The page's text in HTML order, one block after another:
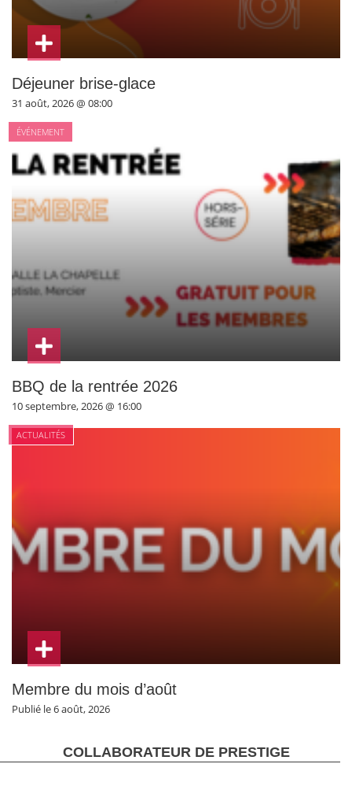
Déjeuner brise-glace
31 août, 2026 @ 08:00
ÉVÉNEMENT
BBQ de la rentrée 2026
10 septembre, 2026 @ 16:00
ACTUALITÉS
Membre du mois d’août
Publié le 6 août, 2026
COLLABORATEUR DE PRESTIGE